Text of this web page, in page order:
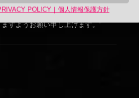
POLICY｜個人情報保護方針
をお掛け致しますが、
すようお願い申し上げます。”